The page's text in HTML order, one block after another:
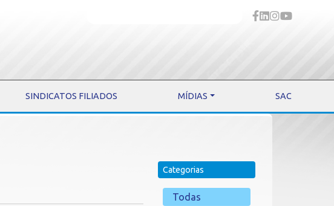
SINDICATOS FILIADOS MÍDIAS SAC
Categorias
Todas